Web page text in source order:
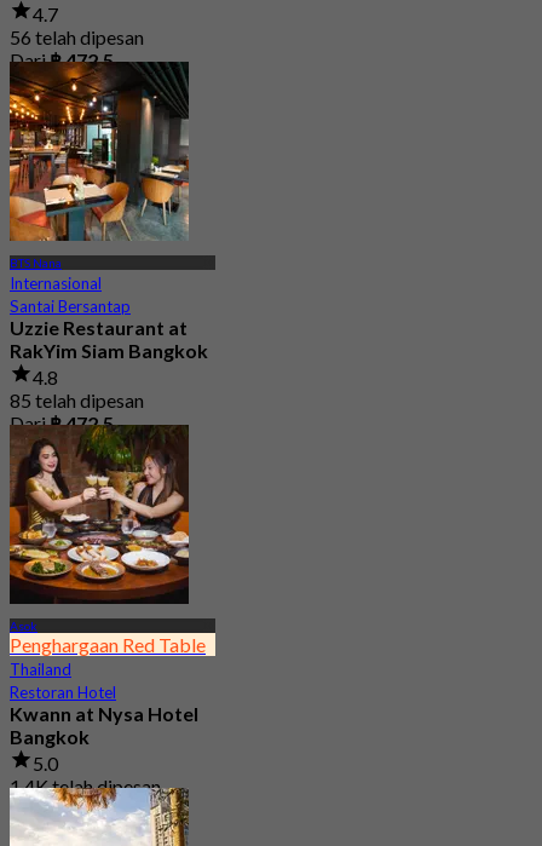
4.7
56 telah dipesan
Dari฿ 472.5
BTS Nana
Internasional
Santai Bersantap
Uzzie Restaurant at
RakYim Siam Bangkok
4.8
85 telah dipesan
Dari฿ 472.5
Asok
Penghargaan Red Table
Thailand
Restoran Hotel
Kwann at Nysa Hotel
Bangkok
5.0
1.4K telah dipesan
Dari฿ 995